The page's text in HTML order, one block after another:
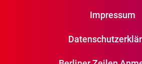
Impressum